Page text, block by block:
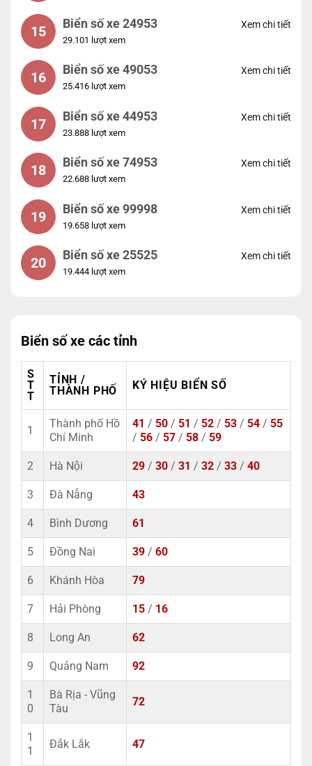
15 Biển số xe 24953
29.101 lượt xem
Xem chi tiết
16 Biển số xe 49053
25.416 lượt xem
Xem chi tiết
17 Biển số xe 44953
23.888 lượt xem
Xem chi tiết
18 Biển số xe 74953
22.688 lượt xem
Xem chi tiết
19 Biển số xe 99998
19.658 lượt xem
Xem chi tiết
20 Biển số xe 25525
19.444 lượt xem
Xem chi tiết
Biển số xe các tỉnh
S
T
T
TỈNH /
THÀNH PHỐ
KÝ HIỆU BIỂN SỐ
1
Thành phố Hồ
Chí Minh
41 / 50 / 51 / 52 / 53 / 54 / 55
/ 56 / 57 / 58 / 59
2 Hà Nội 29 / 30 / 31 / 32 / 33 / 40
3 Đà Nẵng 43
4 Bình Dương 61
5 Đồng Nai 39 / 60
6 Khánh Hòa 79
7 Hải Phòng 15 / 16
8 Long An 62
9 Quảng Nam 92
1
0
Bà Rịa - Vũng
Tàu
72
1
1
Đắk Lắk 47